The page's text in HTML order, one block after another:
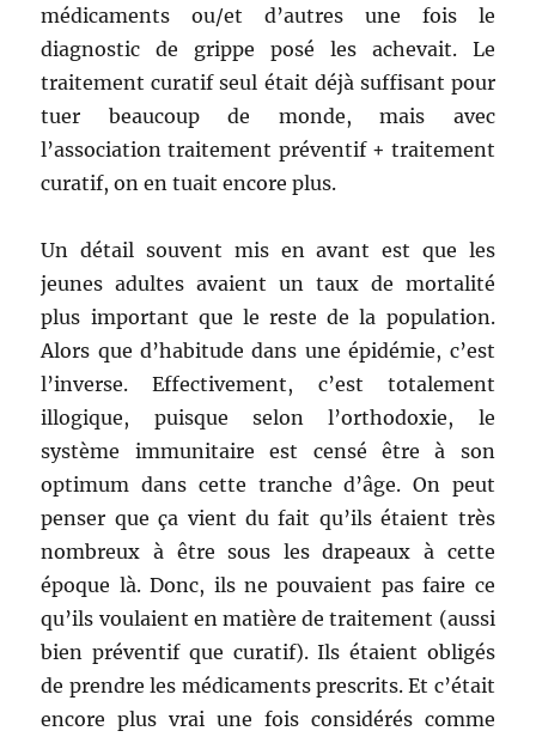
médicaments ou/et d’autres une fois le
diagnostic de grippe posé les achevait. Le
traitement curatif seul était déjà suffisant pour
tuer beaucoup de monde, mais avec
l’association traitement préventif + traitement
curatif, on en tuait encore plus.
Un détail souvent mis en avant est que les
jeunes adultes avaient un taux de mortalité
plus important que le reste de la population.
Alors que d’habitude dans une épidémie, c’est
l’inverse. Effectivement, c’est totalement
illogique, puisque selon l’orthodoxie, le
système immunitaire est censé être à son
optimum dans cette tranche d’âge. On peut
penser que ça vient du fait qu’ils étaient très
nombreux à être sous les drapeaux à cette
époque là. Donc, ils ne pouvaient pas faire ce
qu’ils voulaient en matière de traitement (aussi
bien préventif que curatif). Ils étaient obligés
de prendre les médicaments prescrits. Et c’était
encore plus vrai une fois considérés comme